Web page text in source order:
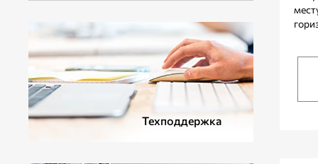
ДОПОЛНИТЕЛЬНОЕ ОБОРУДОВАНИЕ
Техподдержка